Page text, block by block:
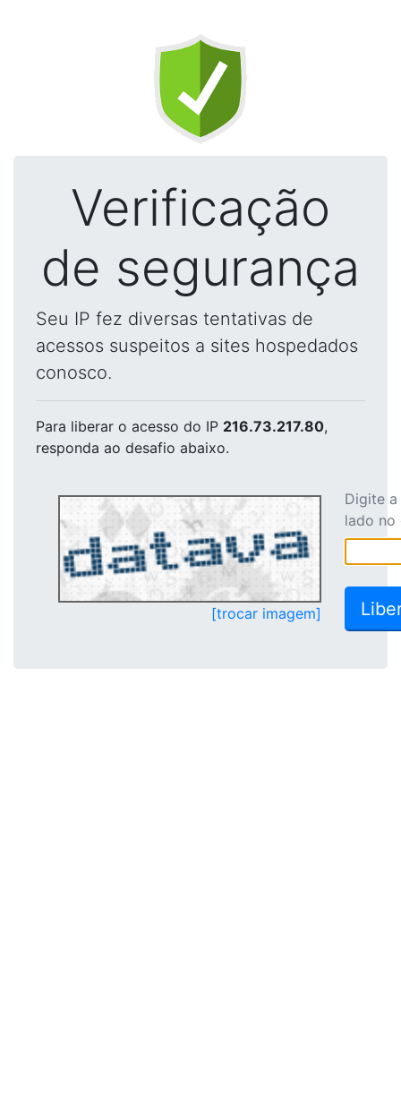
Verificação
de segurança
Seu IP fez diversas tentativas de
acessos suspeitos a sites hospedados
conosco.
Para liberar o acesso do IP 216.73.217.80,
responda ao desafio abaixo.
[trocar imagem]
Digite
lado no